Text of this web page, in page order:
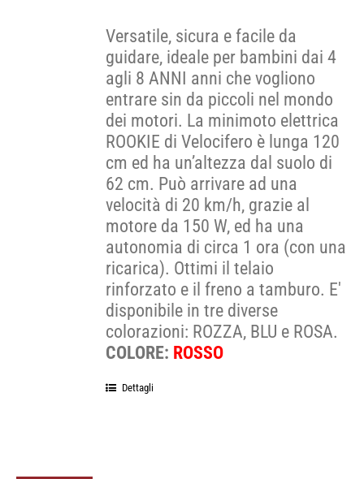
Versatile, sicura e facile da
guidare, ideale per bambini dai 4
agli 8 ANNI anni che vogliono
entrare sin da piccoli nel mondo
dei motori. La minimoto elettrica
ROOKIE di Velocifero è lunga 120
cm ed ha un’altezza dal suolo di
62 cm. Può arrivare ad una
velocità di 20 km/h, grazie al
motore da 150 W, ed ha una
autonomia di circa 1 ora (con una
ricarica). Ottimi il telaio
rinforzato e il freno a tamburo. E'
disponibile in tre diverse
colorazioni: ROZZA, BLU e ROSA.
COLORE: ROSSO
Dettagli